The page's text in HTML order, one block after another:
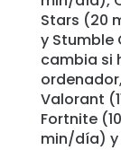
Stars (20
y Stumble
cambia si
Valorant
Fortnite
min/día) y